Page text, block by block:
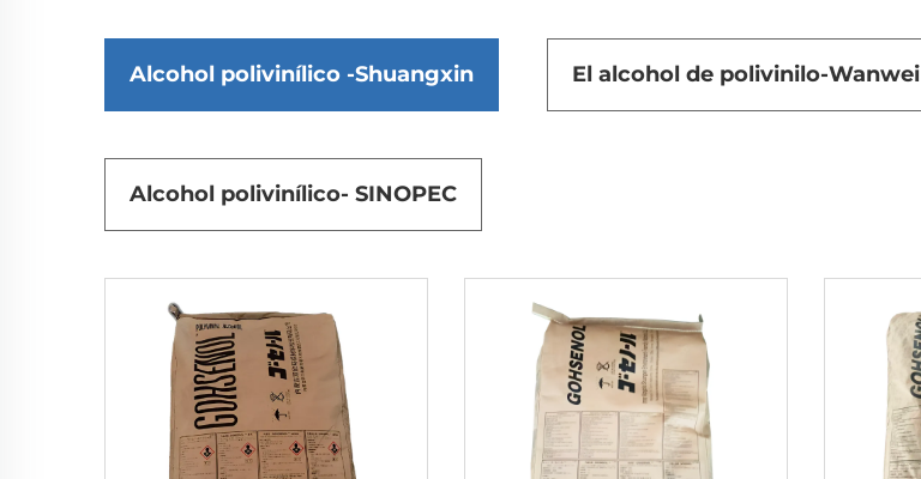
Alcohol polivinílico -Shuangxin El alcohol de polivinilo-Wanwei
Alcohol polivinílico- SINOPEC